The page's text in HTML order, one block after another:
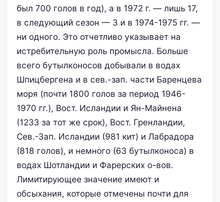
был 700 голов в год), а в 1972 г. — лишь 17,
в следующий сезон — 3 и в 1974-1975 гг. —
ни одного. Это отчетливо указывает на
истребительную роль промысла. Больше
всего бутылконосов добывали в водах
Шпицбергена и в сев.-зап. части Баренцева
моря (почти 1800 голов за период 1946-
1970 гг.), Вост. Исландии и Ян-Майнена
(1233 за тот же срок), Вост. Гренландии,
Сев.-Зап. Исландии (981 кит) и Лабрадора
(818 голов), и немного (63 бутылконоса) в
водах Шотландии и Фарерских о-вов.
Лимитирующее значение имеют и
обсыхания, которые отмечены почти для